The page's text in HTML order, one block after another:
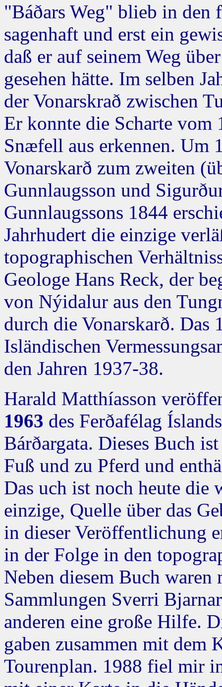
"Báðars Weg" blieb in den
sagenhaft und erst ein
daß er auf seinem Weg
gesehen hätte. Im selben
der Vonarskrað zwischen
Er konnte die Scharte
Snæfell aus erkennen. Um
Vonarskarð zum zweiten
Gunnlaugsson und
Gunnlaugssons 1844
Jahrhudert die einzige
topographischen
Geologe Hans Reck, der
von Nýidalur aus den
durch die Vonarskarð. Das
Isländischen
den Jahren 1937-38.
Harald Matthíasson
1963 des Ferðafélag
Bárðargata. Dieses Buch
Fuß und zu Pferd und
Das uch ist noch heute
einzige, Quelle über das
in dieser Veröffentlichung
in der Folge in den
Neben diesem Buch
Sammlungen Sverri
anderen eine große Hilfe.
gaben zusammen mit dem
Tourenplan. 1988 fiel mir